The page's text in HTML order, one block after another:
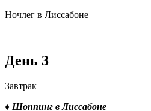
Ночлег в Лиссабоне
День 3
Завтрак
♦ Шоппинг в Лиссабоне